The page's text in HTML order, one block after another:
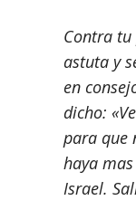
Contra
astuta y
en
dicho:
para que
haya
Israel.